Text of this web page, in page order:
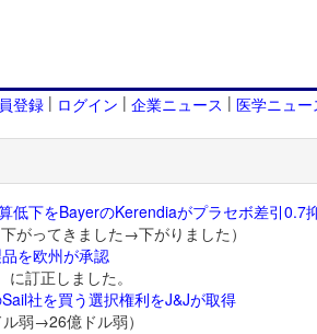
登録 | ログイン | 企業ニュース | 医学ニュー
低下をBayerのKerendiaがプラセボ差引0.7
がってきました→下がりました）
を欧州が承認
訂正しました。
社を買う選択権利をJ&Jが取得
弱→26億ドル弱）